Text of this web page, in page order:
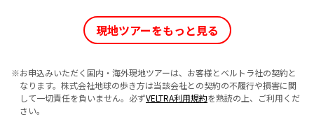
現地ツアーをもっと見る
※お申込みいただく国内・海外現地ツアーは、お客様とベルトラ社の契約と
なります。株式会社地球の歩き方は当該会社との契約の不履行や損害に関
して一切責任を負いません。必ずVELTRA利用規約を熟読の上、ご利用くだ
さい。